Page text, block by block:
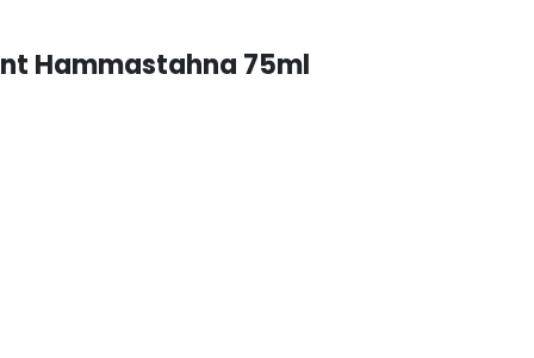
Hammastahna 75ml